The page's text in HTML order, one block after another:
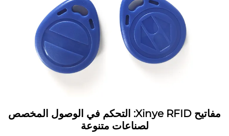
مفاتيح Xinye RFID: التحكم في الوصول المخصص
لصناعات متنوعة